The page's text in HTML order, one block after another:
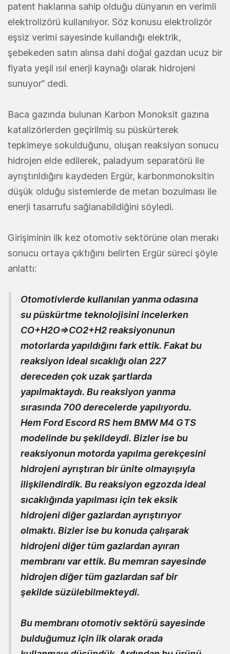
patent haklarına sahip olduğu dünyanın en verimli
elektrolizörü kullanılıyor. Söz konusu elektrolizör
eşsiz verimi sayesinde kullandığı elektrik,
şebekeden satın alınsa dahi doğal gazdan ucuz bir
fiyata yeşil ısıl enerji kaynağı olarak hidrojeni
sunuyor” dedi.
Baca gazında bulunan Karbon Monoksit gazına
katalizörlerden geçirilmiş su püskürterek
tepkimeye sokulduğunu, oluşan reaksiyon sonucu
hidrojen elde edilerek, paladyum separatörü ile
ayrıştırıldığını kaydeden Ergür, karbonmonoksitin
düşük olduğu sistemlerde de metan bozulması ile
enerji tasarrufu sağlanabildiğini söyledi.
Girişiminin ilk kez otomotiv sektörüne olan merakı
sonucu ortaya çıktığını belirten Ergür süreci şöyle
anlattı:
Otomotivlerde kullanılan yanma odasına
su püskürtme teknolojisini incelerken
CO+H2O=>CO2+H2 reaksiyonunun
motorlarda yapıldığını fark ettik. Fakat bu
reaksiyon ideal sıcaklığı olan 227
dereceden çok uzak şartlarda
yapılmaktaydı. Bu reaksiyon yanma
sırasında 700 derecelerde yapılıyordu.
Hem Ford Escord RS hem BMW M4 GTS
modelinde bu şekildeydi. Bizler ise bu
reaksiyonun motorda yapılma gerekçesini
hidrojeni ayrıştıran bir ünite olmayışıyla
ilişkilendirdik. Bu reaksiyon egzozda ideal
sıcaklığında yapılması için tek eksik
hidrojeni diğer gazlardan ayrıştırıyor
olmaktı. Bizler ise bu konuda çalışarak
hidrojeni diğer tüm gazlardan ayıran
membranı var ettik. Bu memran sayesinde
hidrojen diğer tüm gazlardan saf bir
şekilde süzülebilmekteydi.
Bu membranı otomotiv sektörü sayesinde
bulduğumuz için ilk olarak orada